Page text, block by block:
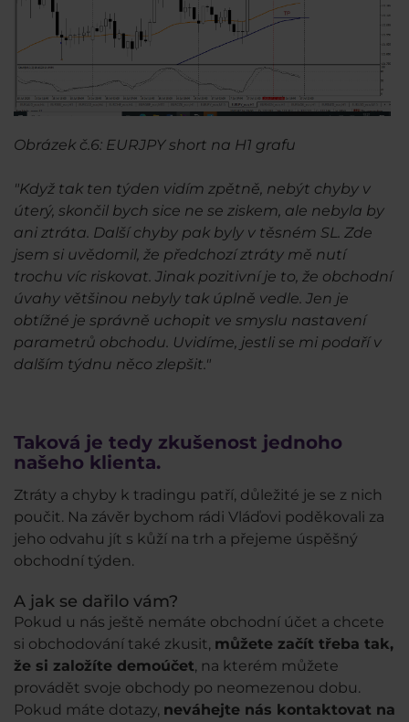
Obrázek č.6: EURJPY short na H1 grafu
"Když tak ten týden vidím zpětně, nebýt chyby v
úterý, skončil bych sice ne se ziskem, ale nebyla by
ani ztráta. Další chyby pak byly v těsném SL. Zde
jsem si uvědomil, že předchozí ztráty mě nutí
trochu víc riskovat. Jinak pozitivní je to, že obchodní
úvahy většinou nebyly tak úplně vedle. Jen je
obtížné je správně uchopit ve smyslu nastavení
parametrů obchodu. Uvidíme, jestli se mi podaří v
dalším týdnu něco zlepšit."
Taková je tedy zkušenost jednoho
našeho klienta.
Ztráty a chyby k tradingu patří, důležité je se z nich
poučit. Na závěr bychom rádi Vláďovi poděkovali za
jeho odvahu jít s kůží na trh a přejeme úspěšný
obchodní týden.
A jak se dařilo vám?
Pokud u nás ještě nemáte obchodní účet a chcete
si obchodování také zkusit, můžete začít třeba tak,
že si založíte demoúčet, na kterém můžete
provádět svoje obchody po neomezenou dobu.
Pokud máte dotazy, neváhejte nás kontaktovat na